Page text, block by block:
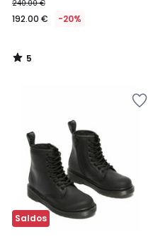
240.00 €
192.00 € -20%
5
/
Saldos